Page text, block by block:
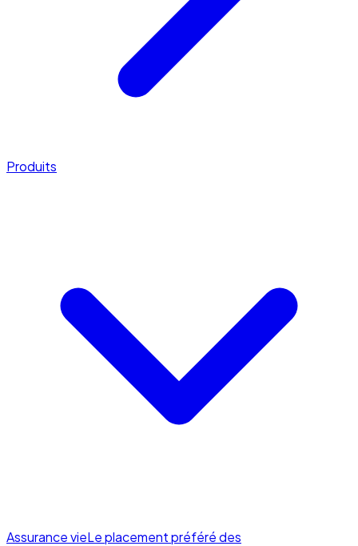
Produits
Assurance vieLe placement préféré des